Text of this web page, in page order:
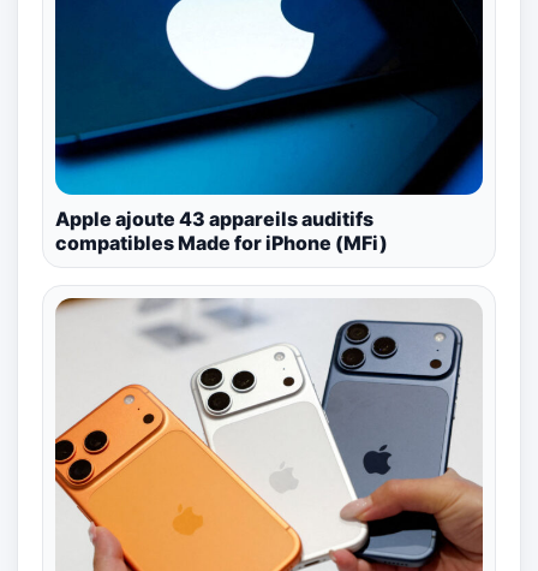
Apple ajoute 43 appareils auditifs
compatibles Made for iPhone (MFi)